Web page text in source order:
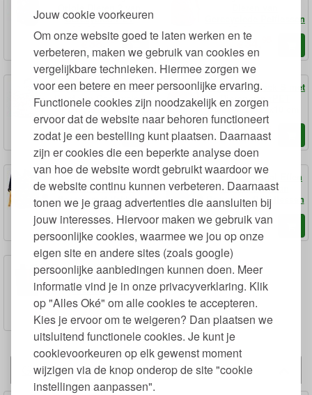
Jouw cookie voorkeuren
Om onze website goed te laten werken en te
verbeteren, maken we gebruik van cookies en
vergelijkbare technieken. Hiermee zorgen we
voor een betere en meer persoonlijke ervaring.
Functionele cookies zijn noodzakelijk en zorgen
ervoor dat de website naar behoren functioneert
zodat je een bestelling kunt plaatsen. Daarnaast
zijn er cookies die een beperkte analyse doen
van hoe de website wordt gebruikt waardoor we
de website continu kunnen verbeteren. Daarnaast
tonen we je graag advertenties die aansluiten bij
jouw interesses. Hiervoor maken we gebruik van
persoonlijke cookies, waarmee we jou op onze
eigen site en andere sites (zoals google)
persoonlijke aanbiedingen kunnen doen. Meer
informatie vind je in onze privacyverklaring. Klik
op "Alles Oké" om alle cookies te accepteren.
Kies je ervoor om te weigeren? Dan plaatsen we
uitsluitend functionele cookies. Je kunt je
cookievoorkeuren op elk gewenst moment
wijzigen via de knop onderop de site "cookie
instellingen aanpassen".
Oriole Dieren 2 van
Gerecycled PET
36x26x14 cm
€38,95
Gerecyclede Petflessen
35x25x10 cm
€ 34,
Rugzak Hemlock met
Print van Gerecycled
PET 35x25x10 cm
€34,
Rugzak Hemlock S met
Dieren van rPET
flessen 29x22x10 cm
€29, 95
Rugzak Original Blauw
met Print van rPET
flessen met Vakken
28x23x10 cm
€34,95
Rugzak Original Effen
met Vakken van
Recyclede PET flessen
28x23x10 cm
€34,95
Rugzak Original Wavy
Checkered met Vakken
28x23x10 cm
€ 36, 95
Gerelateerde producten